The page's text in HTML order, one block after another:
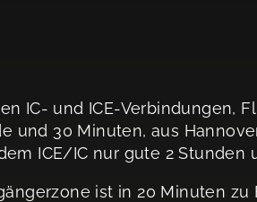
IC- und ICE-Verbindungen,
und 30 Minuten, aus
ICE/IC nur gute 2 Stunden
ist in 20 Minuten